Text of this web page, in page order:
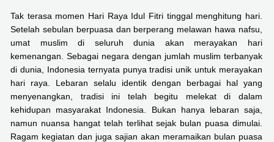
Tak terasa momen Hari Raya Idul Fitri tinggal menghitung hari.
Setelah sebulan berpuasa dan berperang melawan hawa nafsu,
umat muslim di seluruh dunia akan merayakan hari
kemenangan. Sebagai negara dengan jumlah muslim terbanyak
di dunia, Indonesia ternyata punya tradisi unik untuk merayakan
hari raya. Lebaran selalu identik dengan berbagai hal yang
menyenangkan, tradisi ini telah begitu melekat di dalam
kehidupan masyarakat Indonesia. Bukan hanya lebaran saja,
namun nuansa hangat telah terlihat sejak bulan puasa dimulai.
Ragam kegiatan dan juga sajian akan meramaikan bulan puasa